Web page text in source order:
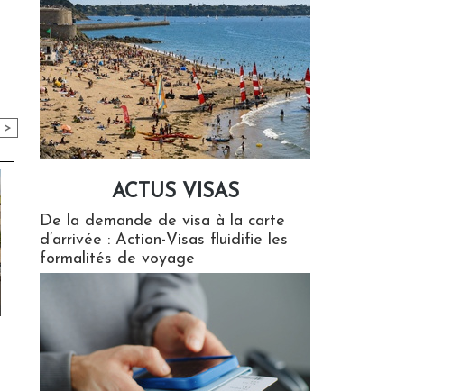
>
ACTUS VISAS
De la demande de visa à la carte
d’arrivée : Action-Visas fluidifie les
formalités de voyage